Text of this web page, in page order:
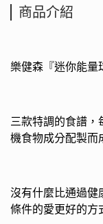
商品介紹
樂健森 『迷你能量
三款特調的食譜，
機食物成分配製而
沒有什麼比通過健
條件的愛更好的方